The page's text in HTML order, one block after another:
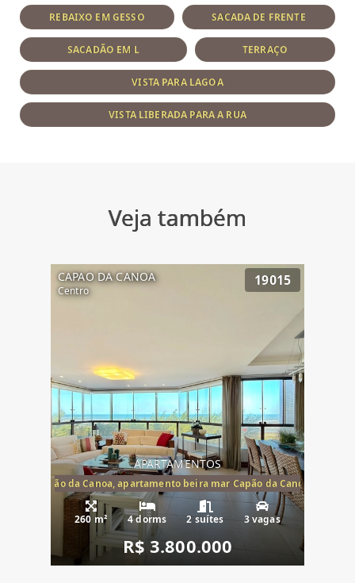
REBAIXO EM GESSO SACADA DE FRENTE
SACADÃO EM L TERRAÇO
VISTA PARA LAGOA
VISTA LIBERADA PARA A RUA
Veja também
CAPAO DA CANOA
Centro
19015
APARTAMENTOS
mar Capão da Canoa, apartamento beira mar Capão da Canoa,
260 m² 4 dorms 2 suítes 3 vagas
R$ 3.800.000